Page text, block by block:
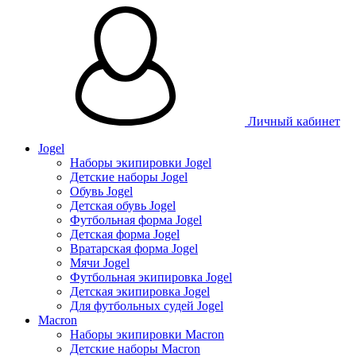
Личный кабинет
Jogel
Наборы экипировки Jogel
Детские наборы Jogel
Обувь Jogel
Детская обувь Jogel
Футбольная форма Jogel
Детская форма Jogel
Вратарская форма Jogel
Мячи Jogel
Футбольная экипировка Jogel
Детская экипировка Jogel
Для футбольных судей Jogel
Macron
Наборы экипировки Macron
Детские наборы Macron